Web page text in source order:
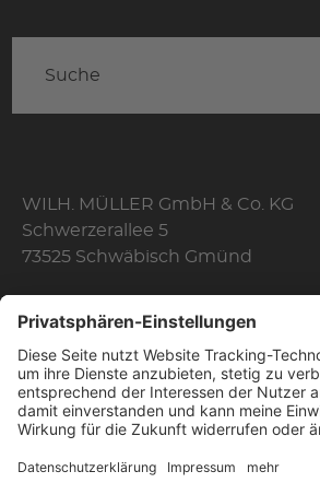
WILH. MÜLLER GmbH & Co. KG
Schwerzerallee 5
73525 Schwäbisch Gmünd
Fax: +49 7171 356-174
E-Mail:info@wilhelmmueller.de
Öffnungszeiten
Mo. - Do.
08:10 Uhr - 17:00 Uhr
Fr.
08:10 Uhr - 16:00 Uhr